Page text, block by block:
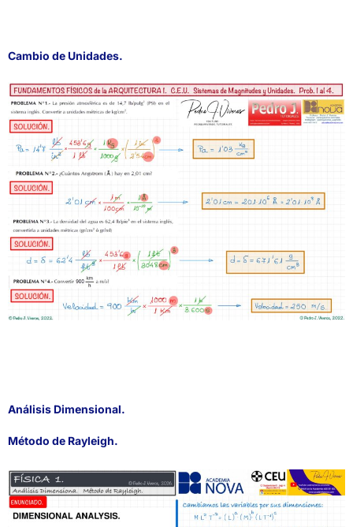
Cambio de Unidades.
Análisis Dimensional.
Método de Rayleigh.